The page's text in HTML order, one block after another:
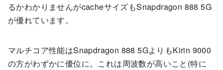
るかわかりませんがcacheサイズもSnapdragon 888 5G
が優れています。
マルチコア性能はSnapdragon 888 5GよりもKirin 9000
の方がわずかに優位に。これは周波数が高いこと(特に